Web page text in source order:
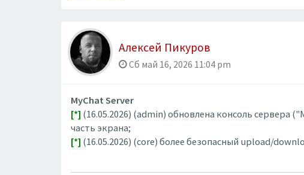
Алексей Пикуров
Сб май 16, 2026 11:04 pm
MyChat Server
[*] (16.05.2026) (admin) обновлена консоль сервера
часть экрана;
[*] (16.05.2026) (core) более безопасный upload/